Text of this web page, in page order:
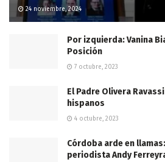
24 noviembre, 2024
Por izquierda: Vanina
Posición
7 octubre, 2023
El Padre Olivera
hispanos
4 octubre, 2023
Córdoba arde en
periodista Andy